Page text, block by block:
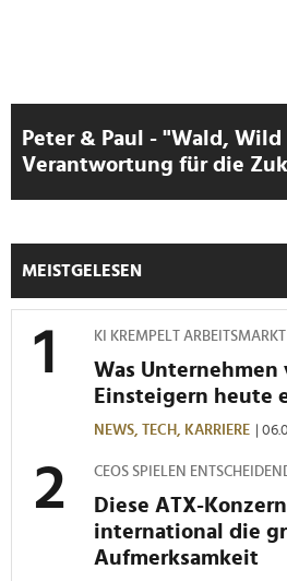
Peter & Paul - "Wald,
Verantwortung für die
MEISTGELESEN
KI KREMPELT
Was Unternehmen
Einsteigern heute
NEWS, TECH, KARRIERE |
CEOS SPIELEN
Diese ATX-
international die
Aufmerksamkeit